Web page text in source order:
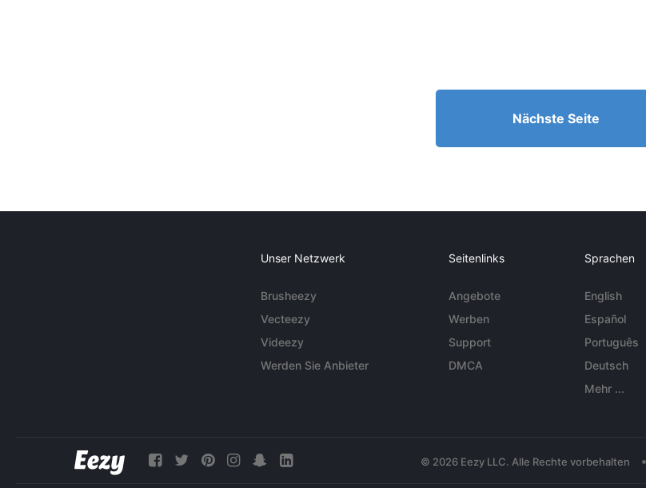
Nächste Seite
Unser Netzwerk
Brusheezy
Vecteezy
Videezy
Werden Sie Anbieter
Seitenlinks
Angebote
Werben
Support
DMCA
Sprachen
English
Español
Português
Deutsch
Mehr ...
© 2026 Eezy LLC. Alle Rechte vorbehalten •